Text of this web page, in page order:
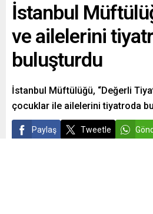
İstanbul
ve ailelerini
buluşturdu
İstanbul Müftülüğü, “Değerli
çocuklar ile ailelerini tiyatroda
Paylaş Tweetle